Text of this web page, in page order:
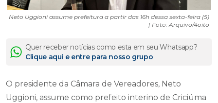
Neto Uggioni assume prefeitura a partir das 16h dessa sexta-feira (5)
| Foto: Arquivo/4oito
Quer receber notícias como esta em seu Whatsapp?
Clique aqui e entre para nosso grupo
O presidente da Câmara de Vereadores, Neto
Uggioni, assume como prefeito interino de Criciúma